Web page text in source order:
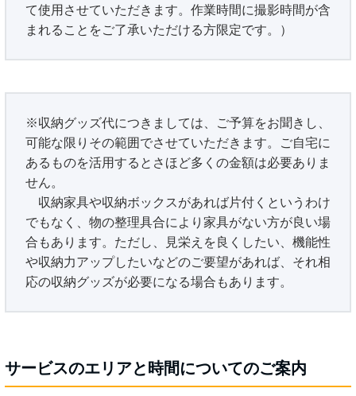
て使用させていただきます。作業時間に撮影時間が含
まれることをご了承いただける方限定です。）
※収納グッズ代につきましては、ご予算をお聞きし、
可能な限りその範囲でさせていただきます。ご自宅に
あるものを活用するとさほど多くの金額は必要ありま
せん。
収納家具や収納ボックスがあれば片付くというわけ
でもなく、物の整理具合により家具がない方が良い場
合もあります。ただし、見栄えを良くしたい、機能性
や収納力アップしたいなどのご要望があれば、それ相
応の収納グッズが必要になる場合もあります。
サービスのエリアと時間についてのご案内